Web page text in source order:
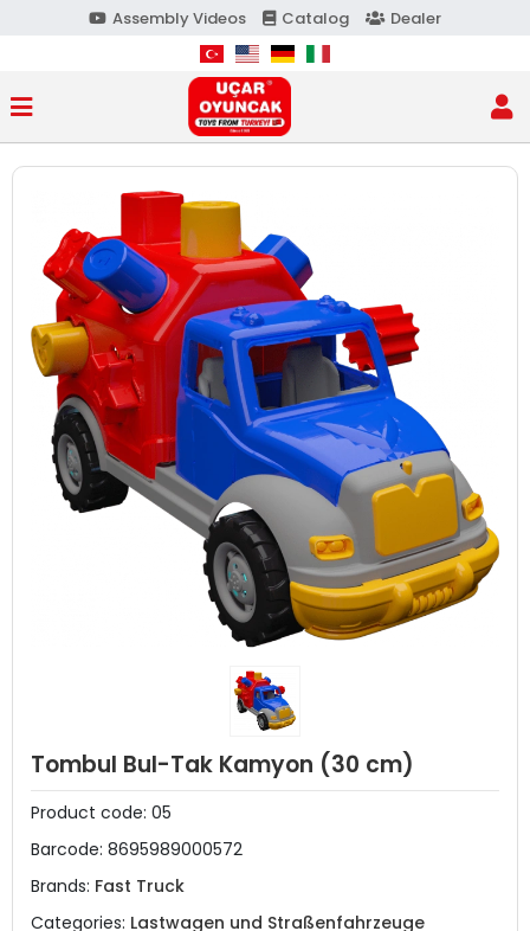
Assembly Videos Catalog Dealer
Tombul Bul-Tak Kamyon (30 cm)
Product code: 05
Barcode: 8695989000572
Brands: Fast Truck
Categories: Lastwagen und Straßenfahrzeuge